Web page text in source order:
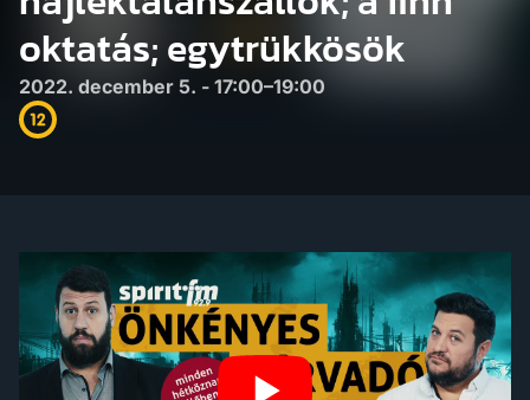
oktatás; egytrükkösök
2022. december 5. - 17:00–19:00